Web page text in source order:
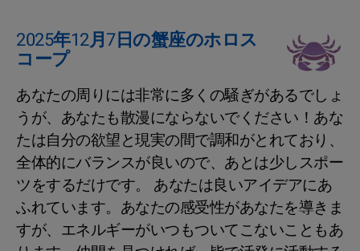
2025年12月7日の蟹座のホロス
コープ
あなたの周りには非常に多くの騒ぎがあるでしょ
うが、あなたも散漫にならないでください！あな
たは自分の欲望と現実の間で調和がとれており、
全体的にバランスが良いので、あとは少しスポー
ツをするだけです。 あなたは良いアイデアにあ
ふれています。あなたの感受性があなたを導きま
すが、エネルギーがいつもついてこないこともあ